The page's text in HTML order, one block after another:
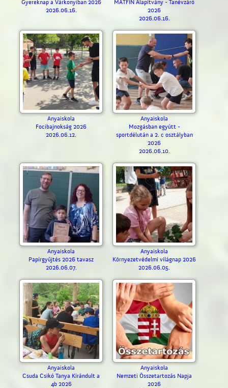
Gyereknap a Várkonyiban 2026
2026.06.16.
MATFIN Alapítvány - Tanévzáró
2026
2026.06.16.
Anyaiskola
Focibajnokság 2026
2026.06.12.
Anyaiskola
Mozgásban együtt -
sportdélután a 2. c osztályban
2026
2026.06.10.
Anyaiskola
Papírgyűjtés 2026 tavasz
2026.06.07.
Anyaiskola
Környezetvédelmi világnap 2026
2026.06.05.
Anyaiskola
Csuda Csikó Tanya Kirándult a
4b 2026
Anyaiskola
Nemzeti Összetartozás Napja
2026